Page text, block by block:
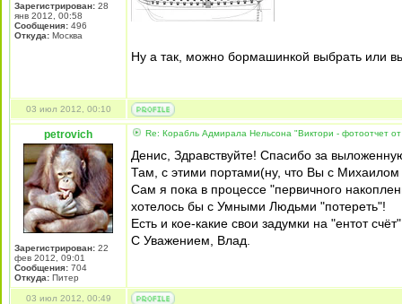
Зарегистрирован: 28
янв 2012, 00:58
Сообщения: 496
Откуда: Москва
Ну а так, можно бормашинкой выбрать или
03 июл 2012, 00:10
petrovich
Зарегистрирован: 22
фев 2012, 09:01
Сообщения: 704
Откуда: Питер
Re: Корабль Адмирала Нельсона "Виктори - фотоотчет от
Денис, Здравствуйте! Спасибо за
Там, с этими портами(ну, что Вы с
Сам я пока в процессе "первичного
хотелось бы с Умными Людьми "потереть"!
Есть и кое-какие свои задумки на "ентот
С Уважением, Влад.
03 июл 2012, 00:49